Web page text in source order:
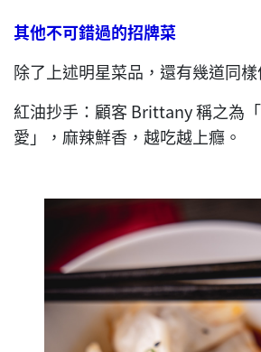
其他不可錯過的招牌菜
除了上述明星菜品，還有幾道同樣
紅油抄手：顧客 Brittany 稱之為
愛」，麻辣鮮香，越吃越上癮。